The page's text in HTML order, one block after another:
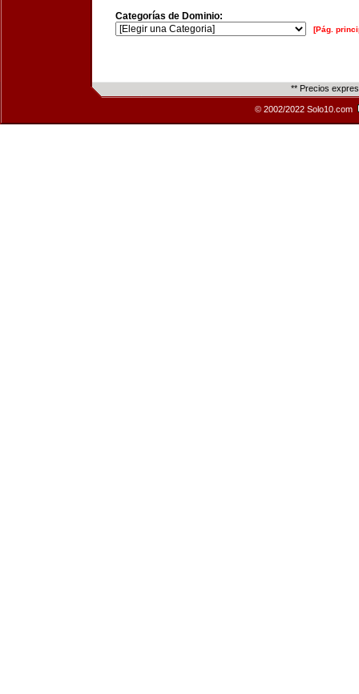
Categorías de Dominio:
[Pág.
** Precios
© 2002/2022 Solo10.com